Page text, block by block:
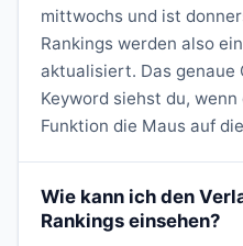
mittwochs und ist
Rankings werden also
aktualisiert. Das genaue
Keyword siehst du,
Funktion die Maus auf
Wie kann ich den
Rankings einsehen?